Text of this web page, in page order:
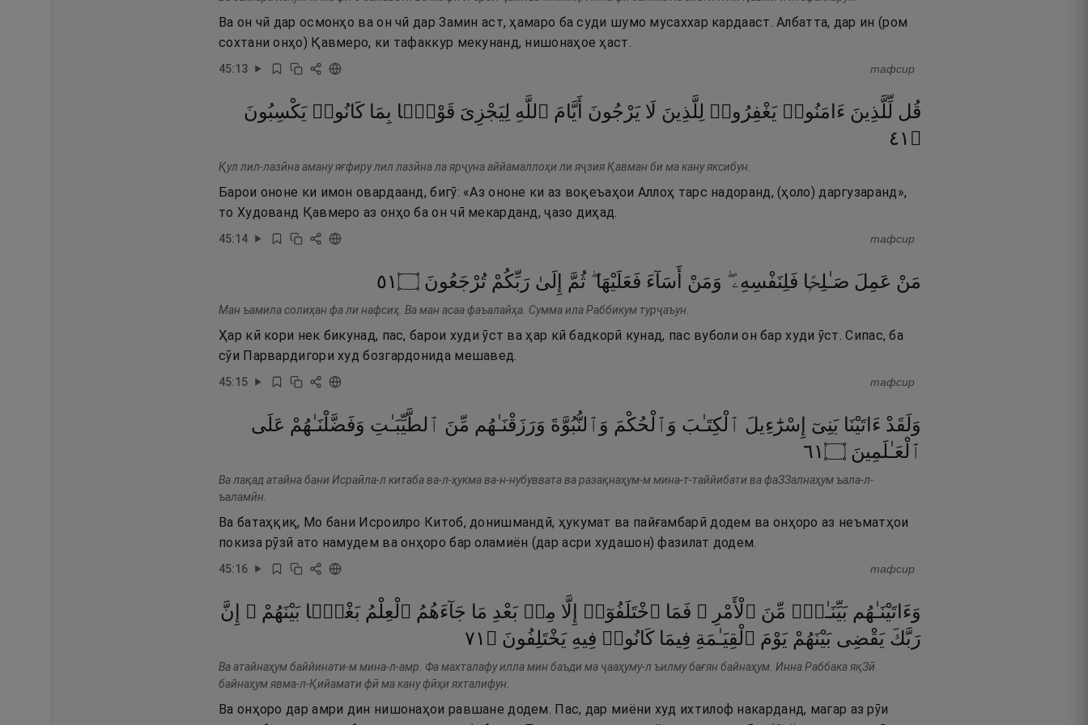
Ва он чӣ дар осмонҳо ва он чӣ дар Замин аст, ҳамаро ба суди шумо мусаххар кардааст. Албатта, дар ин (ром
сохтани онҳо) Қавмеро, ки тафаккур мекунанд, нишонаҳое ҳаст.
45:13 тафсир
قُل لِّلَّذِينَ ءَامَنُوا۟ يَغْفِرُوا۟ لِلَّذِينَ لَا يَرْجُونَ أَيَّامَ ٱللَّهِ لِيَجْزِىَ قَوْمًۢا بِمَا كَانُوا۟ يَكْسِبُونَ
۝ ١٤
Қул лил-лазӣна аману яғфиру лил лазӣна ла ярҷуна аййамаллоҳи ли яҷзия Қавман би ма кану яксибун.
Барои ононе ки имон овардаанд, бигӯ: «Аз ононе ки аз воқеъаҳои Аллоҳ тарс надоранд, (ҳоло) даргузаранд»,
то Худованд Қавмеро аз онҳо ба он чӣ мекарданд, ҷазо диҳад.
45:14 тафсир
مَنْ عَمِلَ صَـٰلِحًۭا فَلِنَفْسِهِۦ ۖ وَمَنْ أَسَآءَ فَعَلَيْهَا ۖ ثُمَّ إِلَىٰ رَبِّكُمْ تُرْجَعُونَ ۝١٥
Ман ъамила солиҳан фа ли нафсиҳ. Ва ман асаа фаъалайҳа. Сумма ила Раббикум турҷаъун.
Ҳар кӣ кори нек бикунад, пас, барои худи ӯст ва ҳар кӣ бадкорӣ кунад, пас вуболи он бар худи ӯст. Сипас, ба
сӯи Парвардигори худ бозгардонида мешавед.
45:15 тафсир
وَلَقَدْ ءَاتَيْنَا بَنِىٓ إِسْرَٰٓءِيلَ ٱلْكِتَـٰبَ وَٱلْحُكْمَ وَٱلنُّبُوَّةَ وَرَزَقْنَـٰهُم مِّنَ ٱلطَّيِّبَـٰتِ وَفَضَّلْنَـٰهُمْ عَلَى
ٱلْعَـٰلَمِينَ ۝١٦
Ва лақад атайна бани Исраӣла-л китаба ва-л-ҳукма ва-н-нубуввата ва разақнаҳум-м мина-т-таййибати ва фаЗЗалнаҳум ъала-л-
ъаламӣн.
Ва батаҳқиқ, Мо бани Исроилро Китоб, донишмандӣ, ҳукумат ва пайғамбарӣ додем ва онҳоро аз неъматҳои
покиза рӯзӣ ато намудем ва онҳоро бар оламиён (дар асри худашон) фазилат додем.
45:16 тафсир
وَءَاتَيْنَـٰهُم بَيِّنَـٰتٍۢ مِّنَ ٱلْأَمْرِ ۖ فَمَا ٱخْتَلَفُوٓا۟ إِلَّا مِنۢ بَعْدِ مَا جَآءَهُمُ ٱلْعِلْمُ بَغْيًۢا بَيْنَهُمْ ۚ
إِنَّ
رَبَّكَ يَقْضِى بَيْنَهُمْ يَوْمَ ٱلْقِيَـٰمَةِ فِيمَا كَانُوا۟ فِيهِ يَخْتَلِفُونَ ۝ ١٧
Ва атайнаҳум баййинати-м мина-л-амр. Фа махталафу илла мин баъди ма ҷааҳуму-л ъилму бағян байнаҳум. Инна Раббака яқЗӣ
байнаҳум явма-л-Қийамати фӣ ма кану фӣҳи яхталифун.
Ва онҳоро дар амри дин нишонаҳои равшане додем. Пас, дар миёни худ ихтилоф накарданд, магар аз рӯи